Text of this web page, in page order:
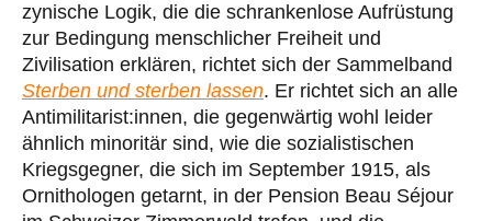
zynische Logik, die die schrankenlose Aufrüstung
zur Bedingung menschlicher Freiheit und
Zivilisation erklären, richtet sich der Sammelband
Sterben und sterben lassen. Er richtet sich an alle
Antimilitarist:innen, die gegenwärtig wohl leider
ähnlich minoritär sind, wie die sozialistischen
Kriegsgegner, die sich im September 1915, als
Ornithologen getarnt, in der Pension Beau Séjour